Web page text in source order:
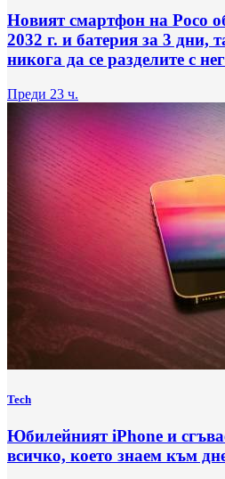
Новият смартфон на Poco
2032 г. и батерия за 3 дни,
никога да се разделите с
Преди 23 ч.
Tech
Юбилейният iPhone и
всичко, което знаем към